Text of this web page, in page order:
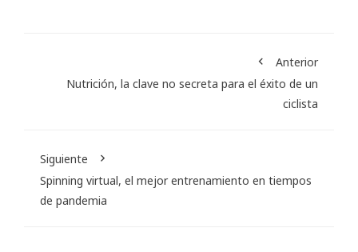
Anterior
Nutrición, la clave no secreta para el éxito de un
ciclista
Siguiente
Spinning virtual, el mejor entrenamiento en tiempos
de pandemia